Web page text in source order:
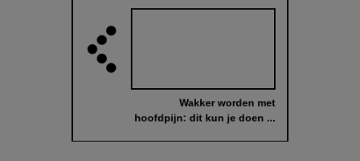
Wakker worden met
hoofdpijn: dit kun je doen ...